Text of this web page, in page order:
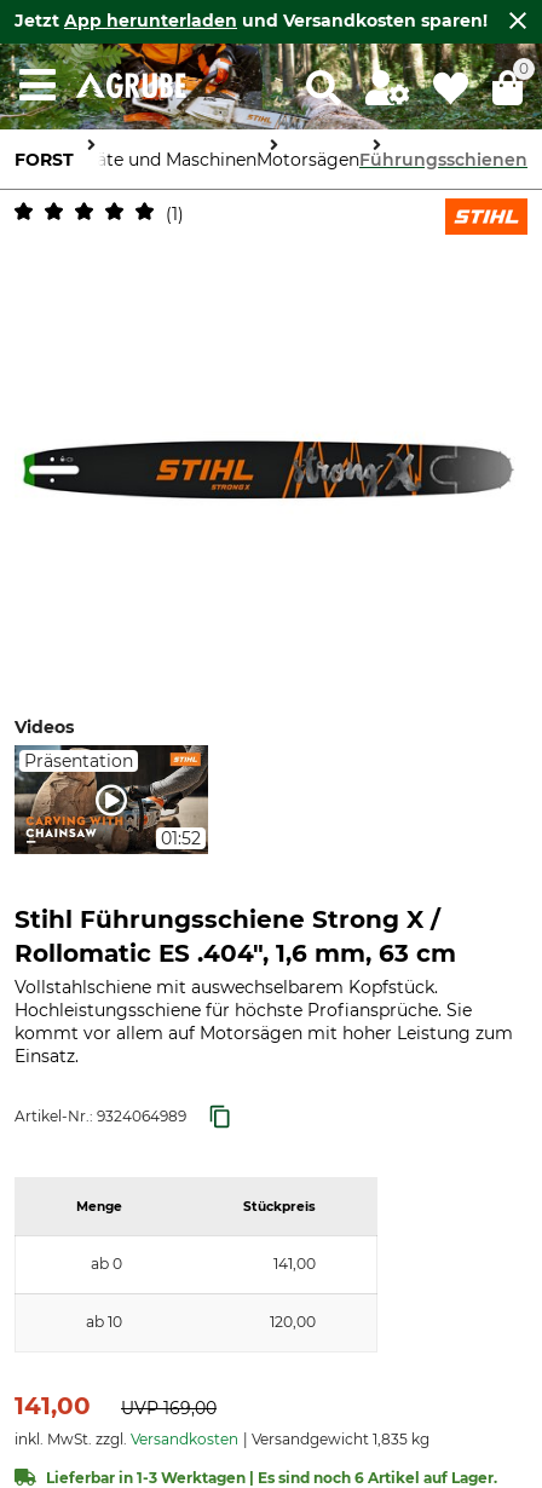
Jetzt App herunterladen und Versandkosten sparen!
0
FORSTGeräte und MaschinenMotorsägenFührungsschienen
1
Videos
Präsentation
01:52
Stihl Führungsschiene Strong X /
Rollomatic ES .404", 1,6 mm, 63 cm
Vollstahlschiene mit auswechselbarem Kopfstück.
Hochleistungsschiene für höchste Profiansprüche. Sie
kommt vor allem auf Motorsägen mit hoher Leistung zum
Einsatz.
Artikel-Nr.: 9324064989
Menge Stückpreis
ab 0 141,00
ab 10 120,00
141,00 UVP169,00
inkl. MwSt. zzgl. Versandkosten Versandgewicht 1,835 kg
Lieferbar in 1-3 Werktagen | Es sind noch 6 Artikel auf Lager.